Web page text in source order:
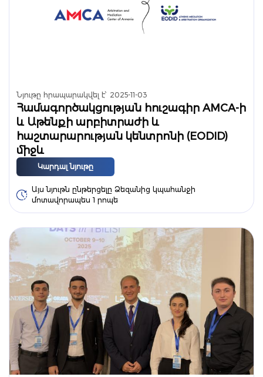
Նյութը հրապարակվել է՝ 2025-11-03
Համագործակցության հուշագիր AMCA-ի
և Աթենքի արբիտրաժի և
հաշտարարության կենտրոնի (EODID)
միջև
Կարդալ նյութը
Այս նյութն ընթերցելը Ձեզանից կպահանջի
մոտավորապես 1 րոպե